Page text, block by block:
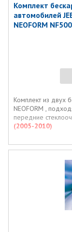
Комплект
автомобилей
NEOFORM
Комплект из двух
NEOFORM ,
передние
(2005-2010)